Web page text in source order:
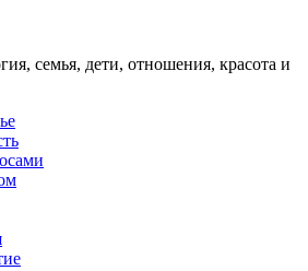
семья, дети, отношения, красота и